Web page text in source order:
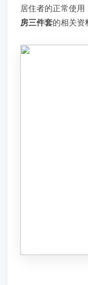
居住者的正常使
房三件套的相关资